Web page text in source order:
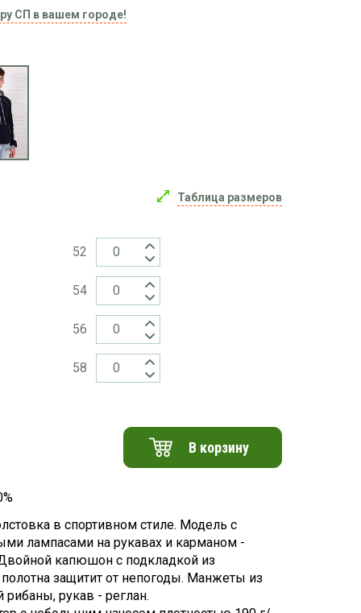
СП в вашем городе!
Таблица размеров
52
54
56
58
В корзину
в спортивном стиле. Модель с
лампасами на рукавах и карманом -
капюшон с подкладкой из
полотна защитит от непогоды. Манжеты из
рибаны, рукав - реглан.